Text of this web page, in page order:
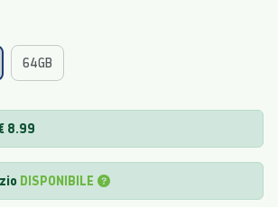
64GB
8.99
DISPONIBILE